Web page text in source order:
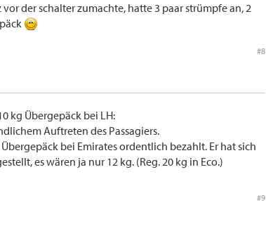
der schalter zumachte, hatte 3 paar strümpfe an, 2
#8
kg Übergepäck bei LH:
Auftreten des Passagiers.
bei Emirates ordentlich bezahlt. Er hat sich
es wären ja nur 12 kg. (Reg. 20 kg in Eco.)
#9